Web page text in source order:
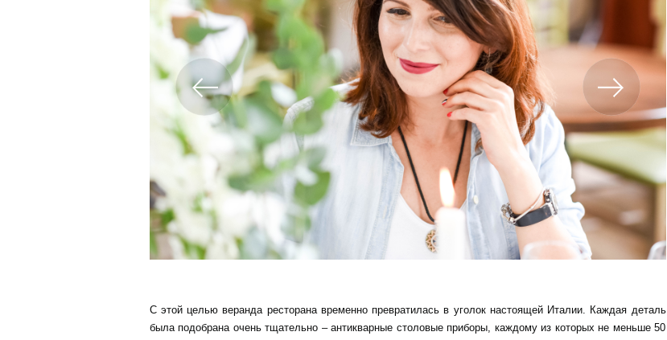
С этой целью веранда ресторана временно превратилась в уголок настоящей Италии. Каждая деталь
была подобрана очень тщательно – антикварные столовые приборы, каждому из которых не меньше 50